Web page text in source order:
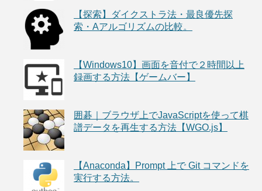
【探索】ダイクストラ法・最良優先探
索・Aアルゴリズムの比較。
【Windows10】画面を音付で２時間以上
録画する方法【ゲームバー】
囲碁｜ブラウザ上でJavaScriptを使って棋
譜データを再生する方法【WGO.js】
【Anaconda】Prompt 上で Git コマンドを
実行する方法。